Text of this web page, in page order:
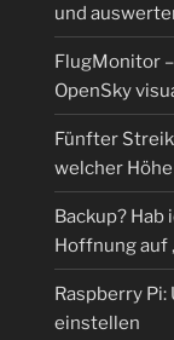
und
FlugMonitor
OpenSky
Fünfter
welcher
Backup? Hab
Hoffnung auf
Raspberry
einstellen